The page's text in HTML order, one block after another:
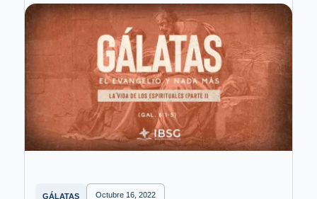
GÁLATAS Octubre 16, 2022